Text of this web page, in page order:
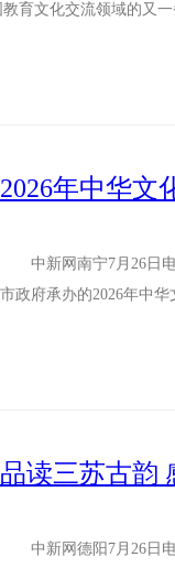
教育文化交流领域的
中新网南宁7月26日电
市政府承办的2026年中
中新网德阳7月26日电